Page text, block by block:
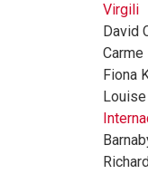
Virgili
David
Carme
Fiona